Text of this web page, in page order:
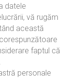
datele
vă rugăm
această
faptul că
personale